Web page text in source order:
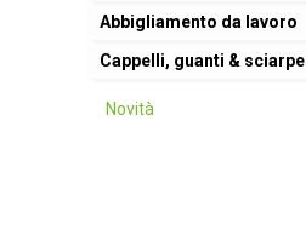
Abbigliamento da lavoro
Cappelli, guanti & sciarpe
Novità